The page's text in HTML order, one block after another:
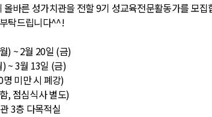
바른 성가치관을 전할 9기 성교육전문활동가를 모집
탁드립니다^^!
) ~ 2월 20일 (금)
~ 3월 13일 (금)
미만 시 폐강)
, 점심식사 별도)
3층 다목적실